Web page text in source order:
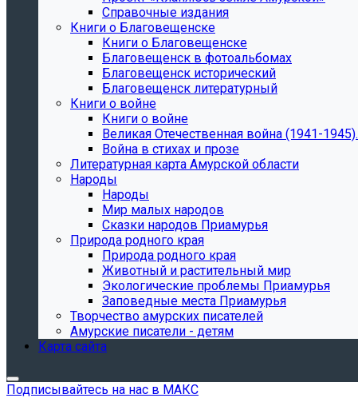
Справочные издания
Книги о Благовещенске
Книги о Благовещенске
Благовещенск в фотоальбомах
Благовещенск исторический
Благовещенск литературный
Книги о войне
Книги о войне
Великая Отечественная война (1941-
Война в стихах и прозе
Литературная карта Амурской области
Народы
Народы
Мир малых народов
Сказки народов Приамурья
Природа родного края
Природа родного края
Животный и растительный мир
Экологические проблемы Приамурья
Заповедные места Приамурья
Творчество амурских писателей
Амурские писатели - детям
Карта сайта
Подписывайтесь на нас в МАКС